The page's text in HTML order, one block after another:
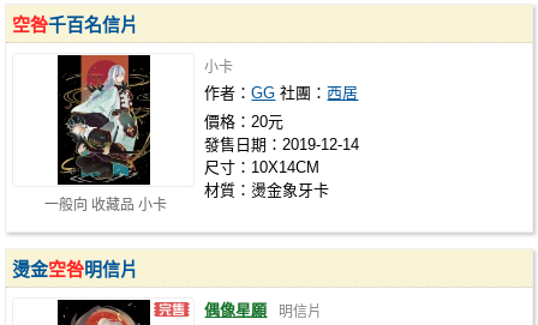
一般向 收藏品 小卡
空咎千百名信片
小卡
作者：GG 社團：西居
價格：20元
發售日期：2019-12-14
尺寸：10X14CM
材質：燙金象牙卡
燙金空咎明信片
偶像星願 明信片